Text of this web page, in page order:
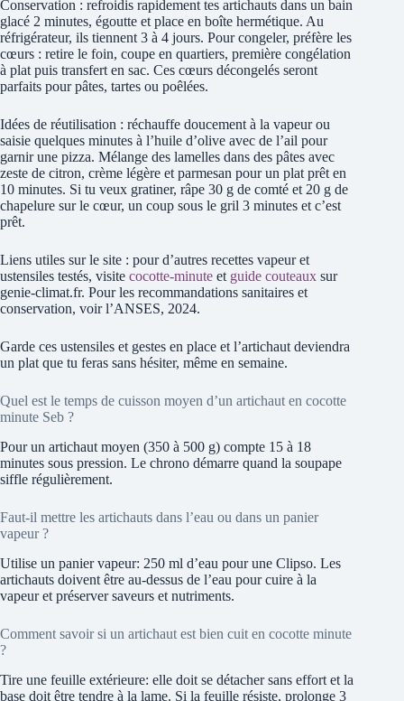
Conservation : refroidis rapidement tes artichauts dans un bain
glacé 2 minutes, égoutte et place en boîte hermétique. Au
réfrigérateur, ils tiennent 3 à 4 jours. Pour congeler, préfère les
cœurs : retire le foin, coupe en quartiers, première congélation
à plat puis transfert en sac. Ces cœurs décongelés seront
parfaits pour pâtes, tartes ou poêlées.
Idées de réutilisation : réchauffe doucement à la vapeur ou
saisie quelques minutes à l’huile d’olive avec de l’ail pour
garnir une pizza. Mélange des lamelles dans des pâtes avec
zeste de citron, crème légère et parmesan pour un plat prêt en
10 minutes. Si tu veux gratiner, râpe 30 g de comté et 20 g de
chapelure sur le cœur, un coup sous le gril 3 minutes et c’est
prêt.
Liens utiles sur le site : pour d’autres recettes vapeur et
ustensiles testés, visite cocotte-minute et guide couteaux sur
genie-climat.fr. Pour les recommandations sanitaires et
conservation, voir l’ANSES, 2024.
Garde ces ustensiles et gestes en place et l’artichaut deviendra
un plat que tu feras sans hésiter, même en semaine.
Quel est le temps de cuisson moyen d’un artichaut en cocotte
minute Seb ?
Pour un artichaut moyen (350 à 500 g) compte 15 à 18
minutes sous pression. Le chrono démarre quand la soupape
siffle régulièrement.
Faut-il mettre les artichauts dans l’eau ou dans un panier
vapeur ?
Utilise un panier vapeur: 250 ml d’eau pour une Clipso. Les
artichauts doivent être au-dessus de l’eau pour cuire à la
vapeur et préserver saveurs et nutriments.
Comment savoir si un artichaut est bien cuit en cocotte minute
?
Tire une feuille extérieure: elle doit se détacher sans effort et la
base doit être tendre à la lame. Si la feuille résiste, prolonge 3